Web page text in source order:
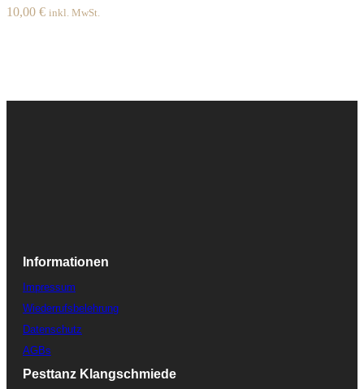
10,00 € inkl. MwSt.
Informationen
Impressum
Wiederrufsbelehrung
Datenschutz
AGBs
Pesttanz Klangschmiede